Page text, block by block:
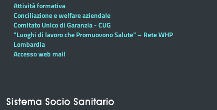
Attività formativa
Conciliazione e welfare aziendale
Comitato Unico di Garanzia - CUG
"Luoghi di lavoro che Promuovono Salute" – Rete WHP
Lombardia
Accesso web mail